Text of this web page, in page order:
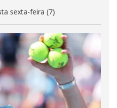
sexta-feira (7)